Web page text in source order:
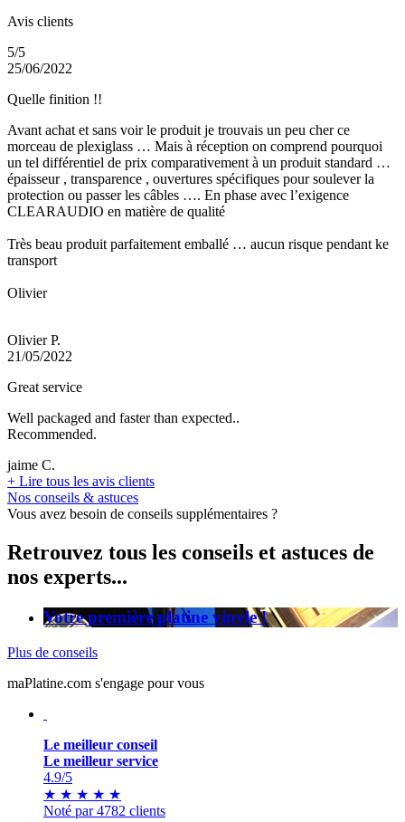
Avis clients
5/5
25/06/2022
Quelle finition !!
Avant achat et sans voir le produit je trouvais un peu cher ce
morceau de plexiglass … Mais à réception on comprend pourquoi
un tel différentiel de prix comparativement à un produit standard …
épaisseur , transparence , ouvertures spécifiques pour soulever la
protection ou passer les câbles …. En phase avec l’exigence
CLEARAUDIO en matière de qualité
Très beau produit parfaitement emballé … aucun risque pendant ke
transport
Olivier
Olivier P.
21/05/2022
Great service
Well packaged and faster than expected..
Recommended.
jaime C.
+ Lire tous les avis clients
Nos conseils & astuces
Vous avez besoin de conseils supplémentaires ?
Retrouvez tous les conseils et astuces de
nos experts...
Votre première platine vinyle !
Plus de conseils
maPlatine.com s'engage pour vous
Le meilleur conseil
Le meilleur service
4.9/5
★ ★ ★ ★ ★
Noté par 4782 clients